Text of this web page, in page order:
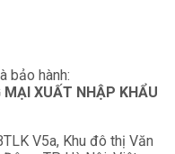
bảo hành:
MẠI XUẤT NHẬP KHẨU
V5a, Khu đô thị Văn